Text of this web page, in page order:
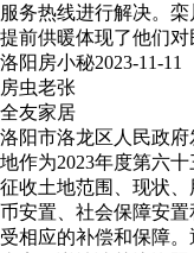
服务热线进行解决。
提前供暖体现了他们对
洛阳房小秘2023-11-11
房虫老张
全友家居
洛阳市洛龙区人民政
地作为2023年度第六
征收土地范围、现状
币安置、社会保障安
受相应的补偿和保障